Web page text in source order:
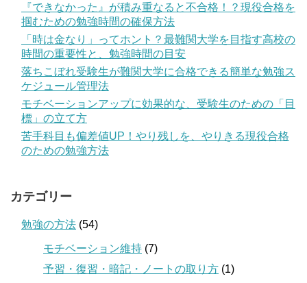
『できなかった』が積み重なると不合格！？現役合格を
掴むための勉強時間の確保方法
「時は金なり」ってホント？最難関大学を目指す高校の
時間の重要性と、勉強時間の目安
落ちこぼれ受験生が難関大学に合格できる簡単な勉強ス
ケジュール管理法
モチベーションアップに効果的な、受験生のための「目
標」の立て方
苦手科目も偏差値UP！やり残しを、やりきる現役合格
のための勉強方法
カテゴリー
勉強の方法 (54)
モチベーション維持 (7)
予習・復習・暗記・ノートの取り方 (1)